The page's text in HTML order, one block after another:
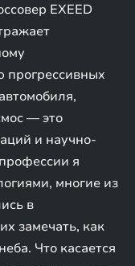
EXEED
прогрессивных
— это
и научно-
я
многие из
в
замечать, как
Что касается